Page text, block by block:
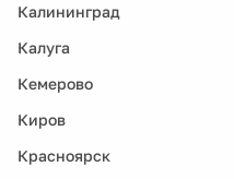
Калининград
Калуга
Кемерово
Киров
Красноярск